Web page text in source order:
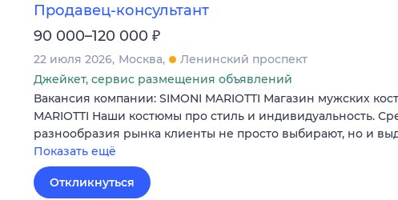
Продавец-консультант
90 000–120 000 ₽
22 июля 2026 Москва
Ленинский проспект
Джейкет, сервис размещения объявлений
Вакансия компании: SIMONI MARIOTTI Магазин мужских
MARIOTTI Наши костюмы про стиль и индивидуальность.
разнообразия рынка клиенты не просто выбирают, но и
Показать ещё
Откликнуться